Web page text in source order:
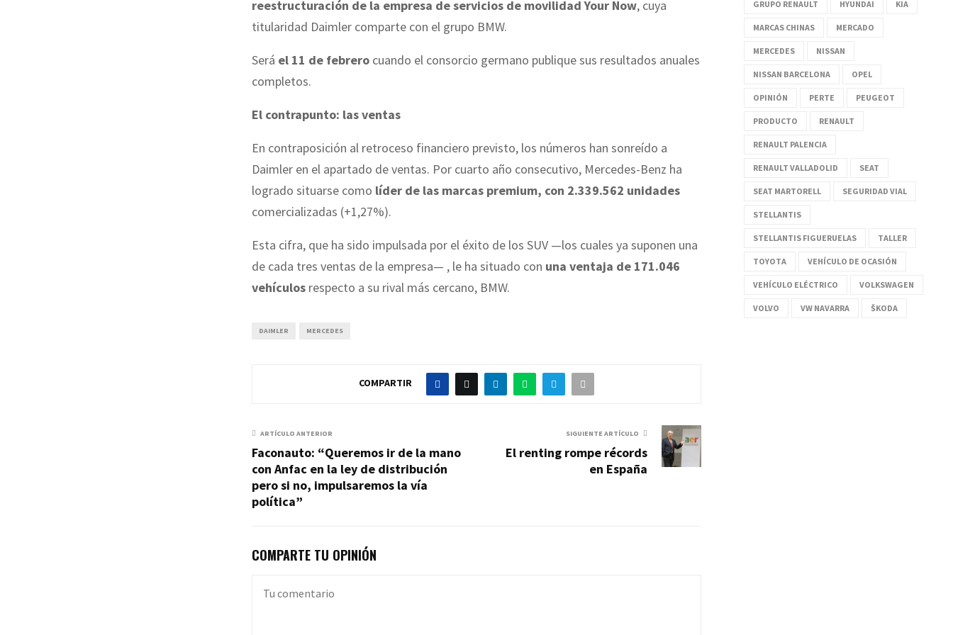
reestructuración de la empresa de servicios de movilidad Your Now, cuya
titularidad Daimler comparte con el grupo BMW.
Será el 11 de febrero cuando el consorcio germano publique sus resultados anuales
completos.
El contrapunto: las ventas
En contraposición al retroceso financiero previsto, los números han sonreído a
Daimler en el apartado de ventas. Por cuarto año consecutivo, Mercedes-Benz ha
logrado situarse como líder de las marcas premium, con 2.339.562 unidades
comercializadas (+1,27%).
Esta cifra, que ha sido impulsada por el éxito de los SUV —los cuales ya suponen una
de cada tres ventas de la empresa— , le ha situado con una ventaja de 171.046
vehículos respecto a su rival más cercano, BMW.
DAIMLER MERCEDES
COMPARTIR
ARTÍCULO ANTERIOR
Faconauto: “Queremos ir de la mano
con Anfac en la ley de distribución
pero si no, impulsaremos la vía
política”
SIGUIENTE ARTÍCULO
El renting rompe récords
en España
COMPARTE TU OPINIÓN
GRUPO RENAULT HYUNDAI KIA
MARCAS CHINAS MERCADO
MERCEDES NISSAN
NISSAN BARCELONA OPEL
OPINIÓN PERTE PEUGEOT
PRODUCTO RENAULT
RENAULT PALENCIA
RENAULT VALLADOLID SEAT
SEAT MARTORELL SEGURIDAD VIAL
STELLANTIS
STELLANTIS FIGUERUELAS TALLER
TOYOTA VEHÍCULO DE OCASIÓN
VEHÍCULO ELÉCTRICO VOLKSWAGEN
VOLVO VW NAVARRA ŠKODA